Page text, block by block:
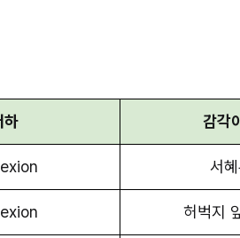
하 감각
서
허벅지